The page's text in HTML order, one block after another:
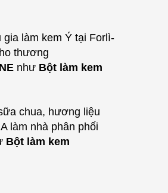
làm kem Ý tại Forlì-
thương
như Bột làm kem
chua, hương liệu
làm nhà phân phối
Bột làm kem